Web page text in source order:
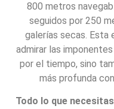
800 metros
seguidos por 250
galerías secas. Esta
admirar las
por el tiempo, sino
más profunda
Todo lo que